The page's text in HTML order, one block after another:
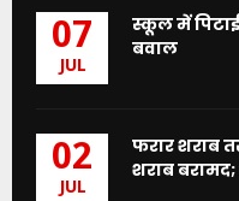
07
JUL
स्कूल में
बवाल
02
JUL
फरार शराब
शराब